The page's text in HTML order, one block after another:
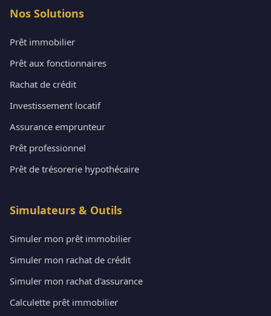
Nos Solutions
Prêt immobilier
Prêt aux fonctionnaires
Rachat de crédit
Investissement locatif
Assurance emprunteur
Prêt professionnel
Prêt de trésorerie hypothécaire
Simulateurs & Outils
Simuler mon prêt immobilier
Simuler mon rachat de crédit
Simuler mon rachat d'assurance
Calculette prêt immobilier